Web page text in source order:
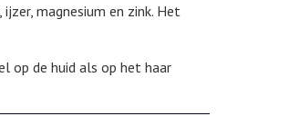
magnesium en zink. Het
op de huid als op het haar